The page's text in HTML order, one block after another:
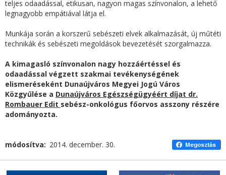
teljes odaadással, etikusan, nagyon magas színvonalon, a lehető
legnagyobb empátiával látja el.
Munkája során a korszerű sebészeti elvek alkalmazását, új műtéti
technikák és sebészeti megoldások bevezetését szorgalmazza.
A kimagasló színvonalon nagy hozzáértéssel és
odaadással végzett szakmai tevékenységének
elismeréseként Dunaújváros Megyei Jogú Város
Közgyűlése a Dunaújváros Egészségügyéért díjat dr.
Rombauer Edit sebész-onkológus főorvos asszony részére
adományozta.
módosítva 2014. december. 30.